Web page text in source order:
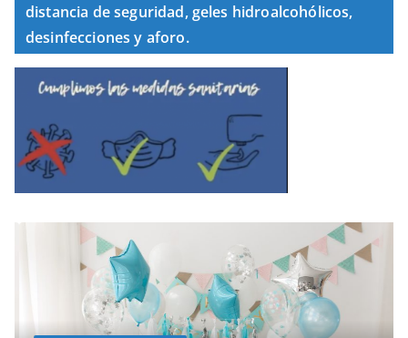
distancia de seguridad, geles hidroalcohólicos,
desinfecciones y aforo.